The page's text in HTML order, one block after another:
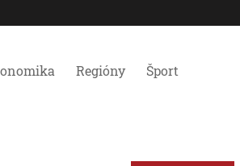
Regióny Šport